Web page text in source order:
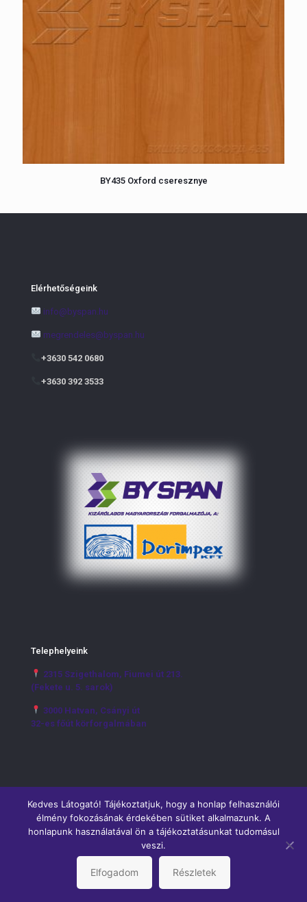
BY435 Oxford cseresznye
Elérhetőségeink
info@byspan.hu
megrendeles@byspan.hu
+3630 542 0680
+3630 392 3533
Telephelyeink
2315 Szigethalom, Fiumei út 213.
(Fekete u. 5. sarok)
3000 Hatvan, Csányi út
32-es főút körforgalmában
© 2019 BYSPAN & DORIMPEX - Minden jog fenntartva!
Kedves Látogató! Tájékoztatjuk, hogy a honlap felhasználói
élmény fokozásának érdekében sütiket alkalmazunk. A
honlapunk használatával ön a tájékoztatásunkat tudomásul
veszi.
Elfogadom Részletek